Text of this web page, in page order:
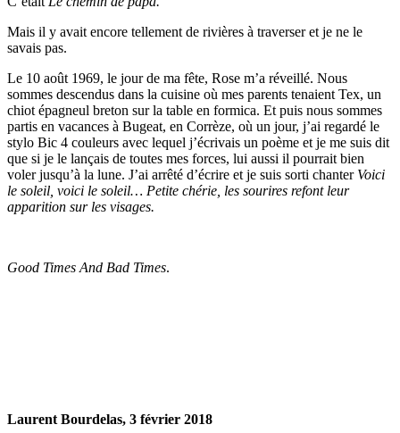
Mais il y avait encore tellement de rivières à traverser et je ne le
savais pas.
Le 10 août 1969, le jour de ma fête, Rose m’a réveillé. Nous
sommes descendus dans la cuisine où mes parents tenaient Tex, un
chiot épagneul breton sur la table en formica. Et puis nous sommes
partis en vacances à Bugeat, en Corrèze, où un jour, j’ai regardé le
stylo Bic 4 couleurs avec lequel j’écrivais un poème et je me suis dit
que si je le lançais de toutes mes forces, lui aussi il pourrait bien
voler jusqu’à la lune. J’ai arrêté d’écrire et je suis sorti chanter Voici
le soleil, voici le soleil… Petite chérie, les sourires refont leur
apparition sur les visages.
Good Times And Bad Times.
Laurent Bourdelas, 3 février 2018